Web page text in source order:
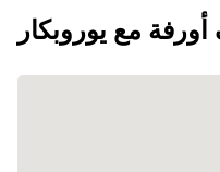
مع يوروبكار